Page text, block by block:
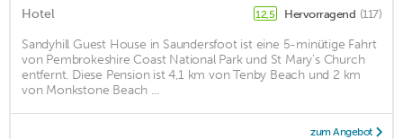
Hotel 12,5 Hervorragend (117)
Sandyhill Guest House in Saundersfoot ist eine 5-minütige Fahrt
von Pembrokeshire Coast National Park und St Mary's Church
entfernt. Diese Pension ist 4,1 km von Tenby Beach und 2 km
von Monkstone Beach ...
zum Angebot